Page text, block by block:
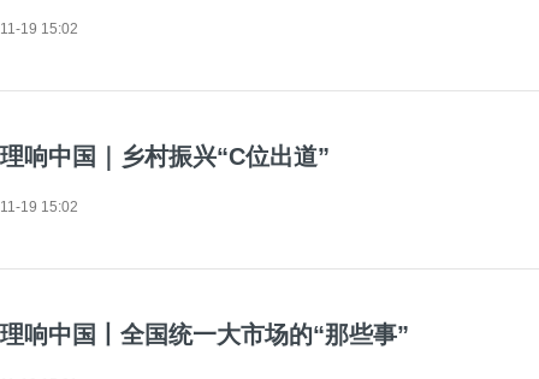
11-19 15:02
理响中国｜乡村振兴“C位出道”
11-19 15:02
理响中国丨全国统一大市场的“那些事”